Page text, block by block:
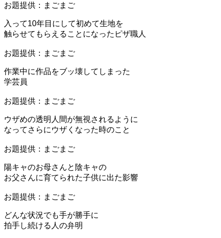
お題提供：まごまご
入って10年目にして初めて生地を
触らせてもらえることになったピザ職人
お題提供：まごまご
作業中に作品をブッ壊してしまった
学芸員
お題提供：まごまご
ウザめの透明人間が無視されるように
なってさらにウザくなった時のこと
お題提供：まごまご
陽キャのお母さんと陰キャの
お父さんに育てられた子供に出た影響
お題提供：まごまご
どんな状況でも手が勝手に
拍手し続ける人の弁明